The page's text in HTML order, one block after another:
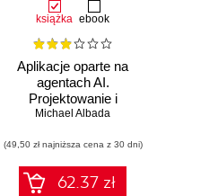
książka ebook
Aplikacje oparte na
agentach AI.
Projektowanie i
wdrażanie
wieloagentowych
Michael Albada
(49,50 zł najniższa cena z 30 dni)
62.37 zł